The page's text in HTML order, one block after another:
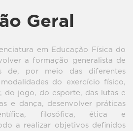
Geral
em Educação Física do
a formação generalista de
de, por meio das diferentes
do exercício físico,
do jogo, do esporte, das lutas e
e dança, desenvolver práticas
filosófica, ética e
a realizar objetivos definidos